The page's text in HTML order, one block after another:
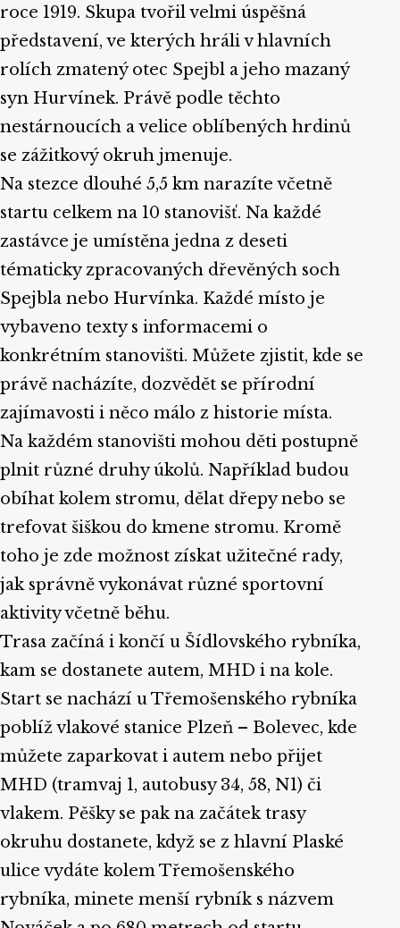
roce 1919. Skupa tvořil velmi úspěšná
představení, ve kterých hráli v hlavních
rolích zmatený otec Spejbl a jeho mazaný
syn Hurvínek. Právě podle těchto
nestárnoucích a velice oblíbených hrdinů
se zážitkový okruh jmenuje.
Na stezce dlouhé 5,5 km narazíte včetně
startu celkem na 10 stanovišť. Na každé
zastávce je umístěna jedna z deseti
tématicky zpracovaných dřevěných soch
Spejbla nebo Hurvínka. Každé místo je
vybaveno texty s informacemi o
konkrétním stanovišti. Můžete zjistit, kde se
právě nacházíte, dozvědět se přírodní
zajímavosti i něco málo z historie místa.
Na každém stanovišti mohou děti postupně
plnit různé druhy úkolů. Například budou
obíhat kolem stromu, dělat dřepy nebo se
trefovat šiškou do kmene stromu. Kromě
toho je zde možnost získat užitečné rady,
jak správně vykonávat různé sportovní
aktivity včetně běhu.
Trasa začíná i končí u Šídlovského rybníka,
kam se dostanete autem, MHD i na kole.
Start se nachází u Třemošenského rybníka
poblíž vlakové stanice Plzeň – Bolevec, kde
můžete zaparkovat i autem nebo přijet
MHD (tramvaj 1, autobusy 34, 58, N1) či
vlakem. Pěšky se pak na začátek trasy
okruhu dostanete, když se z hlavní Plaské
ulice vydáte kolem Třemošenského
rybníka, minete menší rybník s názvem